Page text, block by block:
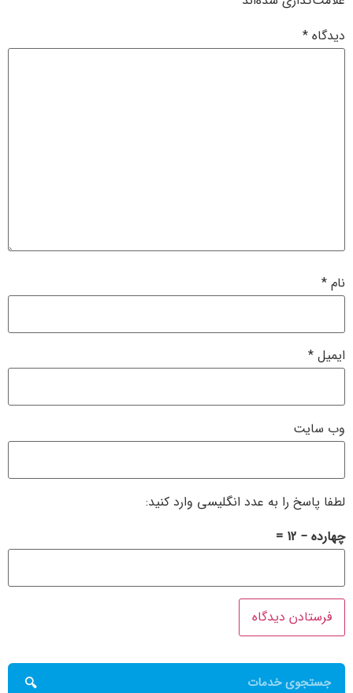
دیدگاه *
نام *
ایمیل *
وب‌ سایت
لطفا پاسخ را به عدد انگلیسی وارد کنید:
چهارده − 12 =